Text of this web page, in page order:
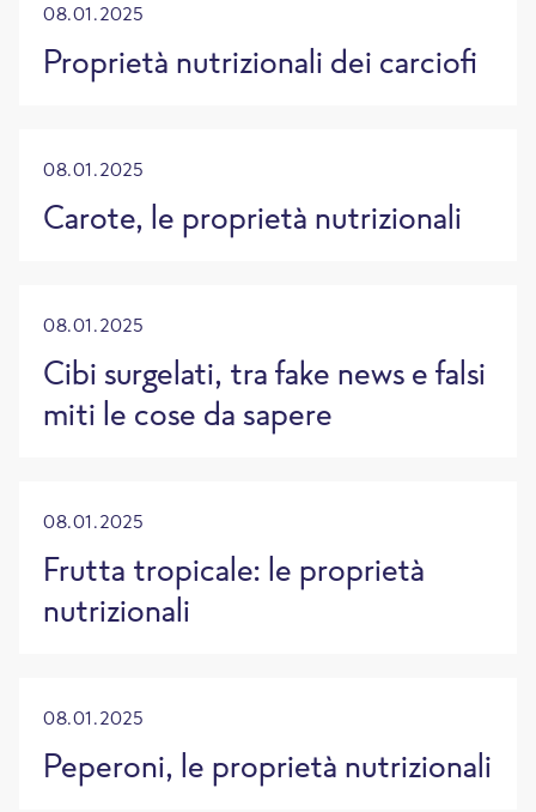
08.01.2025
Proprietà nutrizionali dei carciofi
08.01.2025
Carote, le proprietà nutrizionali
08.01.2025
Cibi surgelati, tra fake news e falsi
miti le cose da sapere
08.01.2025
Frutta tropicale: le proprietà
nutrizionali
08.01.2025
Peperoni, le proprietà nutrizionali